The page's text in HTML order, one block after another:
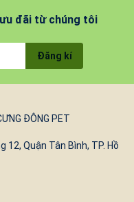
đãi từ chúng tôi
Đăng kí
ĐÔNG PET
12, Quận Tân Bình, TP. Hồ